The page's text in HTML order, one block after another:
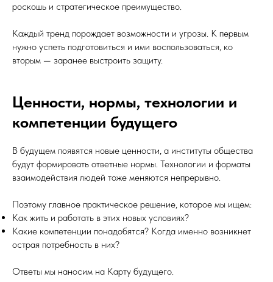
роскошь и стратегическое преимущество.
Каждый тренд порождает возможности и угрозы. К первым
нужно успеть подготовиться и ими воспользоваться, ко
вторым — заранее выстроить защиту.
Ценности, нормы, технологии и
компетенции будущего
В будущем появятся новые ценности, а институты общества
будут формировать ответные нормы. Технологии и форматы
взаимодействия людей тоже меняются непрерывно.
Поэтому главное практическое решение, которое мы ищем:
Как жить и работать в этих новых условиях?
Какие компетенции понадобятся? Когда именно возникнет
острая потребность в них?
Ответы мы наносим на Карту будущего.